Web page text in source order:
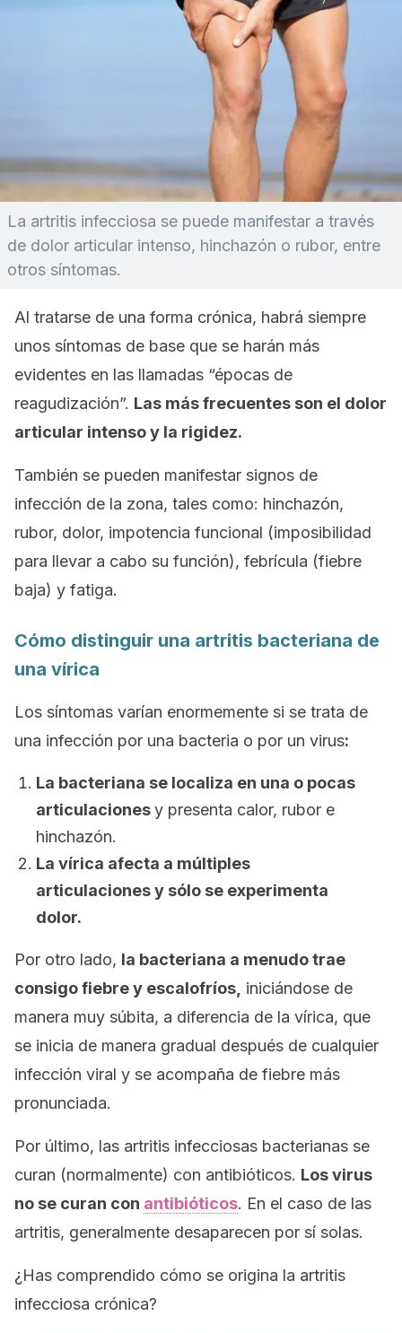
La artritis infecciosa se puede manifestar a través
de dolor articular intenso, hinchazón o rubor, entre
otros síntomas.
Al tratarse de una forma crónica, habrá siempre
unos síntomas de base que se harán más
evidentes en las llamadas “épocas de
reagudización”. Las más frecuentes son el dolor
articular intenso y la rigidez.
También se pueden manifestar signos de
infección de la zona, tales como: hinchazón,
rubor, dolor, impotencia funcional (imposibilidad
para llevar a cabo su función), febrícula (fiebre
baja) y fatiga.
Cómo distinguir una artritis bacteriana de
una vírica
Los síntomas varían enormemente si se trata de
una infección por una bacteria o por un virus:
La bacteriana se localiza en una o pocas
articulacionesy presenta calor, rubor e
hinchazón.
La vírica afecta a múltiples
articulaciones y sólo se experimenta
dolor.
Por otro lado, la bacteriana a menudo trae
consigo fiebre y escalofríos, iniciándose de
manera muy súbita, a diferencia de la vírica, que
se inicia de manera gradual después de cualquier
infección viral y se acompaña de fiebre más
pronunciada.
Por último, las artritis infecciosas bacterianas se
curan (normalmente) con antibióticos. Los virus
no se curan con antibióticos. En el caso de las
artritis, generalmente desaparecen por sí solas.
¿Has comprendido cómo se origina la artritis
infecciosa crónica?